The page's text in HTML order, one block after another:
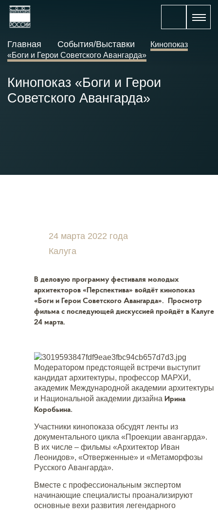
Главная События/Выставки
Кинопоказ
«Боги и Герои Советского Авангарда»
Кинопоказ «Боги и Герои
Советского Авангарда»
24 марта 2022 года
Калуга
В деловую программу фестиваля молодых
архитекторов «Перспектива» войдёт кинопоказ
«Боги и Герои Советского Авангарда». Просмотр
фильма с последующей дискуссией пройдёт в Калуге
24 марта.
Модератором предстоящей встречи выступит
кандидат архитектуры, профессор МАРХИ,
академик Международной академии архитектуры
и Национальной академии дизайна Ирина
Коробьина.
Участники кинопоказа обсудят ленты из
документального цикла «Проекции авангарда».
В их числе – фильмы «Архитектор Иван
Леонидов», «Отверженные» и «Метаморфозы
Русского Авангарда».
Вместе с профессиональным экспертом
начинающие специалисты проанализируют
основные вехи развития легендарного